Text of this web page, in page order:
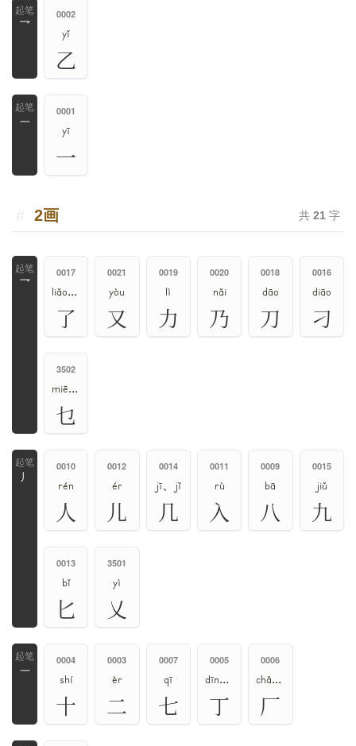
乛
0002
yǐ
乙
一
0001
yī
一
2画 共 21 字
乛
0017
liǎo、le
了
0021
yòu
又
0019
lì
力
0020
nǎi
乃
0018
dāo
刀
0016
diāo
刁
3502
miē、niè
乜
丿
0010
rén
人
0012
ér
儿
0014
jī、jǐ
几
0011
rù
入
0009
bā
八
0015
jiǔ
九
0013
bǐ
匕
3501
yì
乂
一
0004
shí
十
0003
èr
二
0007
qī
七
0005
dīng、zhēng
丁
0006
chǎng、ān、yǎn、hǎn
厂